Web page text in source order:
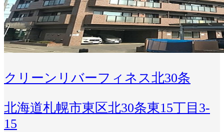
クリーンリバーフィネス北30条
北海道札幌市東区北30条東15丁目3-
15